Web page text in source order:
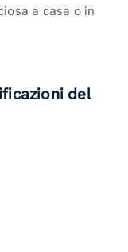
a casa o in
del